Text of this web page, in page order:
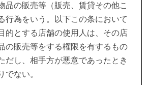
の販売等（販売、賃貸その他こ
行為をいう。以下この条において
的とする店舗の使用人は、その店
の販売等をする権限を有するもの
だし、相手方が悪意であったとき
でない。